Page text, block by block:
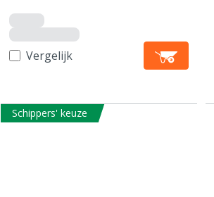
Vergelijk
Schippers' keuze